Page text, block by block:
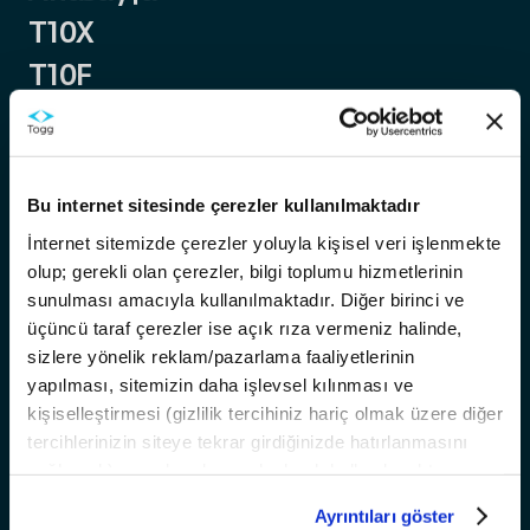
Bu internet sitesinde çerezler kullanılmaktadır
İnternet sitemizde çerezler yoluyla kişisel veri işlenmekte
olup; gerekli olan çerezler, bilgi toplumu hizmetlerinin
sunulması amacıyla kullanılmaktadır. Diğer birinci ve
üçüncü taraf çerezler ise açık rıza vermeniz halinde,
sizlere yönelik reklam/pazarlama faaliyetlerinin
yapılması, sitemizin daha işlevsel kılınması ve
kişiselleştirmesi (gizlilik tercihiniz hariç olmak üzere diğer
tercihlerinizin siteye tekrar girdiğinizde hatırlanmasını
Ayrıntıları göster
T10X
T10F
Trumore
Trugo
Akıllı Destek
Temas Noktaları
Hakkımızda
Kariyer
Bilgi
Satış ve Finansman Koşulları
T10X Yazılım OTA Güncellemeleri
Dijital Premium Paket